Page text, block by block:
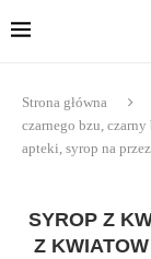
Strona główna
czarnego bzu,
apteki, syrop na
SYROP Z
Z